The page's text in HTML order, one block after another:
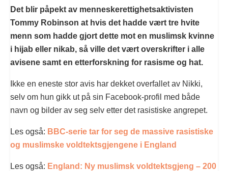
Det blir påpekt av menneskerettighetsaktivisten
Tommy Robinson at hvis det hadde vært tre hvite
menn som hadde gjort dette mot en muslimsk kvinne
i hijab eller nikab, så ville det vært overskrifter i alle
avisene samt en etterforskning for rasisme og hat.
Ikke en eneste stor avis har dekket overfallet av Nikki,
selv om hun gikk ut på sin Facebook-profil med både
navn og bilder av seg selv etter det rasistiske angrepet.
Les også: BBC-serie tar for seg de massive rasistiske
og muslimske voldtektsgjengene i England
Les også: England: Ny muslimsk voldtektsgjeng – 200